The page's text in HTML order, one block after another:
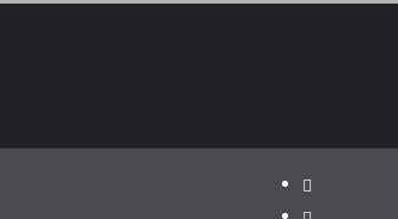
Politik
Pariwisata